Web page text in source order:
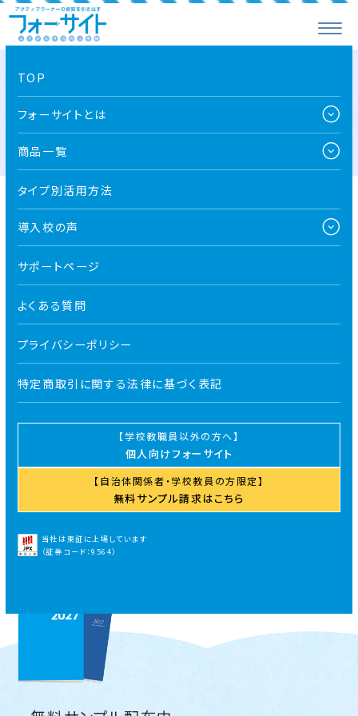
TOP
フォーサイトとは
商品一覧
タイプ別活用方法
導入校の声
サポートページ
よくある質問
プライバシーポリシー
特定商取引に関する法律に基づく表記
学校教職員以外の方へ
個人向けフォーサイト
自治体関係者・学校教員の方限定
無料サンプル請求はこちら
当社は東証に上場しています
（証券コード：9564）
お知らせ一覧
全て 導入校向け お知らせ プレスリリース メディア
2026.03.01
年間ガイダンスパック3月分をアップしました
年間ガイダンスパック2月分をアップしました
導入校向け お知らせ
年間ガイダンスパック1月分をアップしました
導入校向け お知らせ
年間ガイダンスパック12月分をアップしました！